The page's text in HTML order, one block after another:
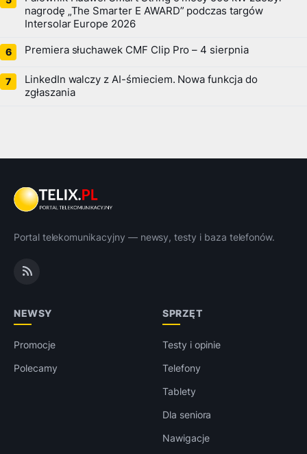
nagrodę „The Smarter E AWARD” podczas targów
Intersolar Europe 2026
Premiera słuchawek CMF Clip Pro – 4 sierpnia
LinkedIn walczy z AI-śmieciem. Nowa funkcja do
zgłaszania
Portal telekomunikacyjny — newsy, testy i baza telefonów.
NEWSY
Promocje
Polecamy
SPRZĘT
Testy i opinie
Telefony
Tablety
Dla seniora
Nawigacje